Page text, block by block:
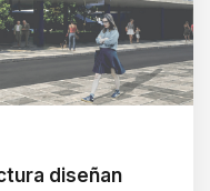
diseñan